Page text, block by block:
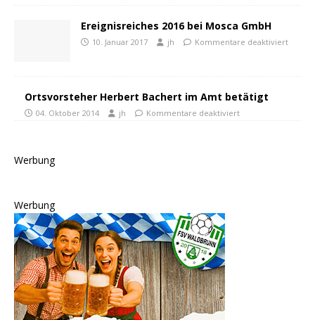
Ereignisreiches 2016 bei Mosca GmbH
10. Januar 2017 jh Kommentare deaktiviert
Ortsvorsteher Herbert Bachert im Amt betätigt
04. Oktober 2014 jh Kommentare deaktiviert
Werbung
Werbung